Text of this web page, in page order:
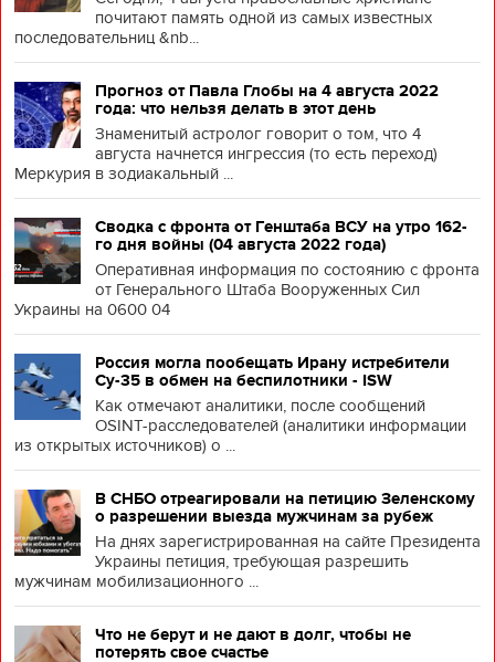
почитают память одной из самых известных
последовательниц &nb...
Прогноз от Павла Глобы на 4 августа 2022
года: что нельзя делать в этот день
Знаменитый астролог говорит о том, что 4
августа начнется ингрессия (то есть переход)
Меркурия в зодиакальный ...
Сводка с фронта от Генштаба ВСУ на утро 162-
го дня войны (04 августа 2022 года)
Оперативная информация по состоянию с фронта
от Генерального Штаба Вооруженных Сил
Украины на 0600 04
Россия могла пообещать Ирану истребители
Су-35 в обмен на беспилотники - ISW
Как отмечают аналитики, после сообщений
OSINT-расследователей (аналитики информации
из открытых источников) о ...
В СНБО отреагировали на петицию Зеленскому
о разрешении выезда мужчинам за рубеж
На днях зарегистрированная на сайте Президента
Украины петиция, требующая разрешить
мужчинам мобилизационного ...
Что не берут и не дают в долг, чтобы не
потерять свое счастье